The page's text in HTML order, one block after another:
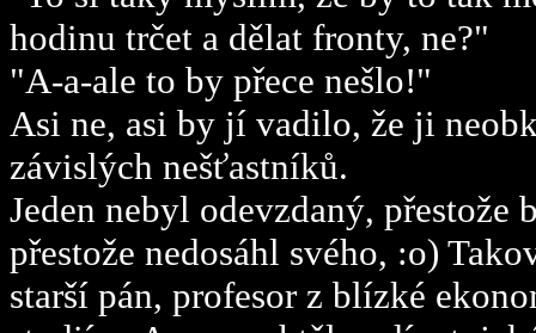
hodinu trčet a dělat fronty, ne?"
"A-a-ale to by přece nešlo!"
Asi ne, asi by jí vadilo, že ji
závislých nešťastníků.
Jeden nebyl odevzdaný,
přestože nedosáhl svého, :o)
starší pán, profesor z blízké